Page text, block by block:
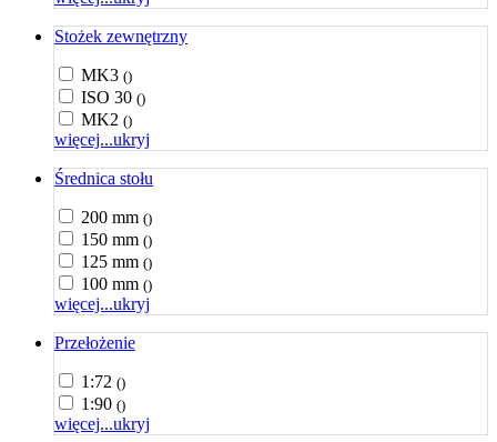
Stożek zewnętrzny
MK3 ()
ISO 30 ()
MK2 ()
więcej...ukryj
Średnica stołu
200 mm ()
150 mm ()
125 mm ()
100 mm ()
więcej...ukryj
Przełożenie
1:72 ()
1:90 ()
więcej...ukryj